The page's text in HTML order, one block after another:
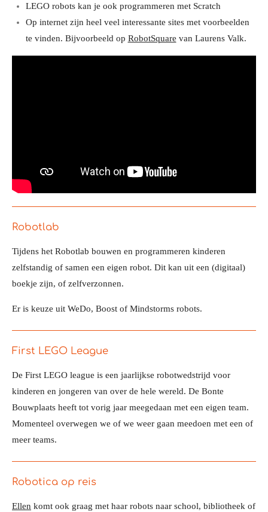
LEGO robots kan je ook programmeren met Scratch
Op internet zijn heel veel interessante sites met voorbeelden
te vinden. Bijvoorbeeld op RobotSquare van Laurens Valk.
Robotlab
Tijdens het Robotlab bouwen en programmeren kinderen
zelfstandig of samen een eigen robot. Dit kan uit een (digitaal)
boekje zijn, of zelfverzonnen.
Er is keuze uit WeDo, Boost of Mindstorms robots.
First LEGO League
De First LEGO league is een jaarlijkse robotwedstrijd voor
kinderen en jongeren van over de hele wereld. De Bonte
Bouwplaats heeft tot vorig jaar meegedaan met een eigen team.
Momenteel overwegen we of we weer gaan meedoen met een of
meer teams.
Robotica op reis
Ellen komt ook graag met haar robots naar school, bibliotheek of